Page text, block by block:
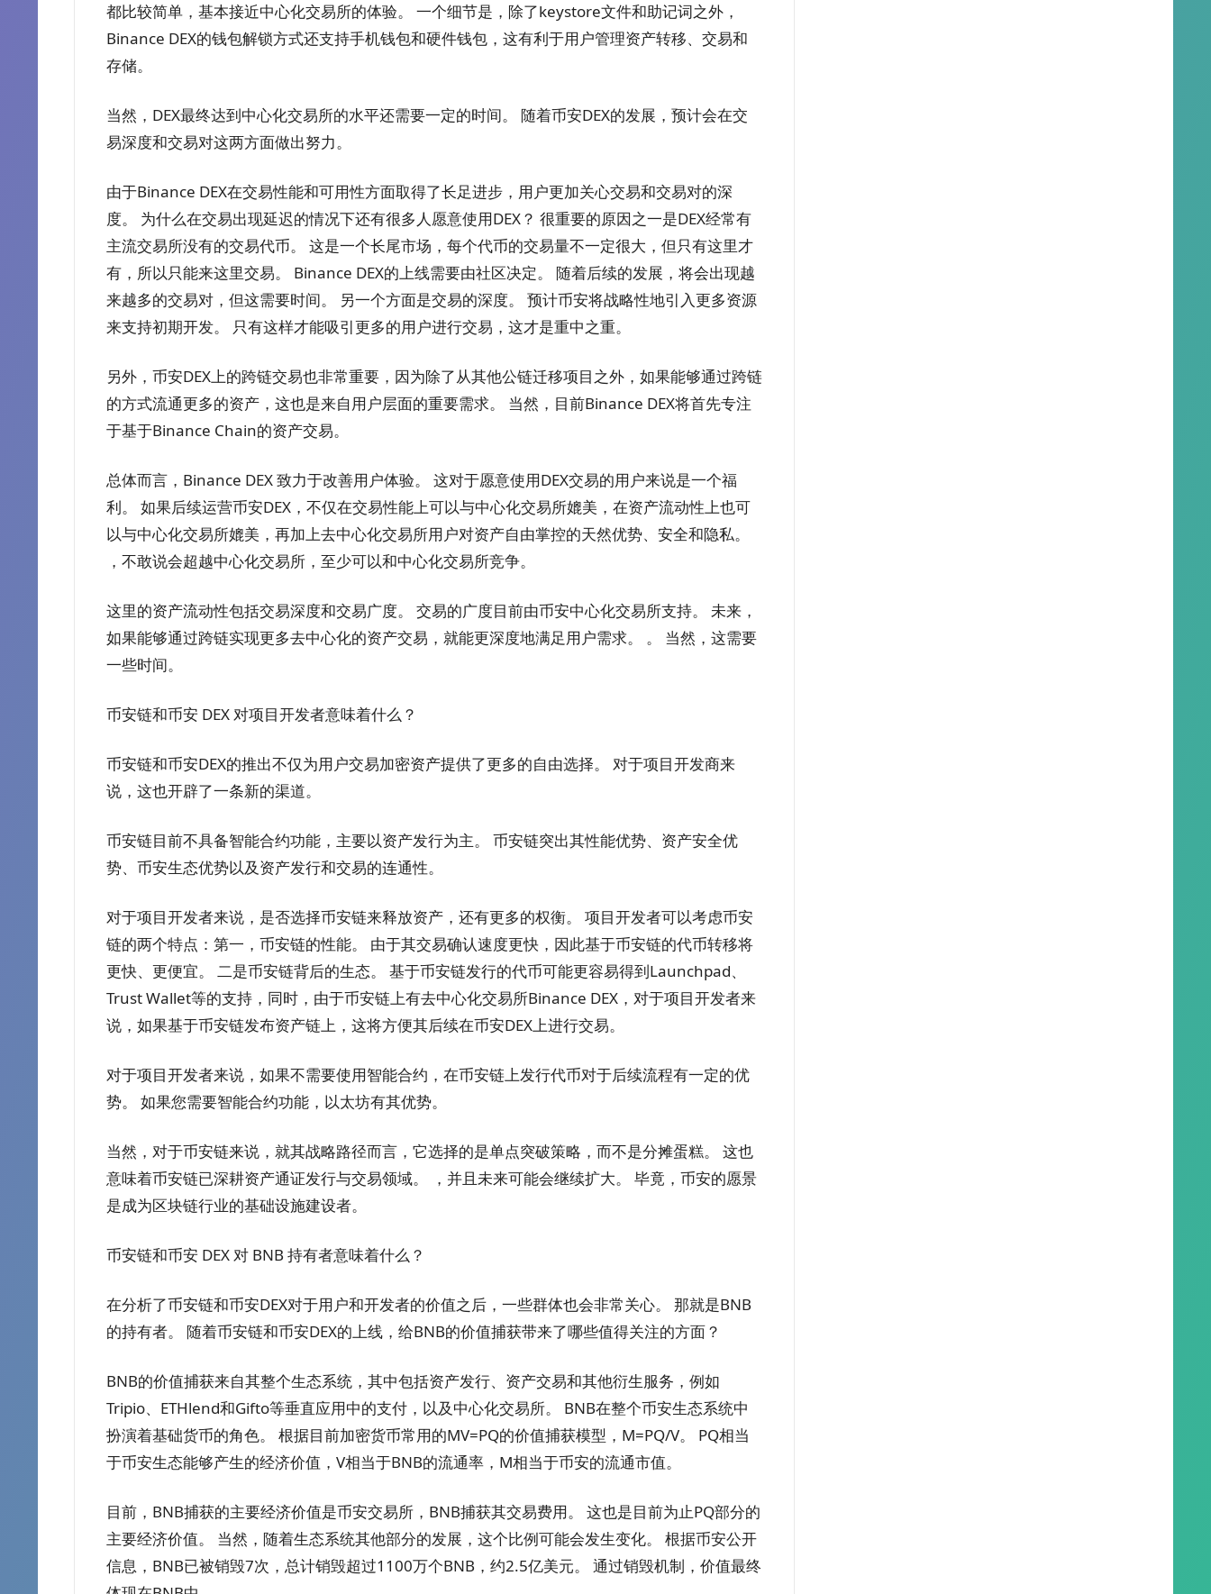
都比较简单，基本接近中心化交易所的体验。 一个细节是，除了keystore文件和助记词之外，
Binance DEX的钱包解锁方式还支持手机钱包和硬件钱包，这有利于用户管理资产转移、交易和
存储。
当然，DEX最终达到中心化交易所的水平还需要一定的时间。 随着币安DEX的发展，预计会在交
易深度和交易对这两方面做出努力。
由于Binance DEX在交易性能和可用性方面取得了长足进步，用户更加关心交易和交易对的深
度。 为什么在交易出现延迟的情况下还有很多人愿意使用DEX？ 很重要的原因之一是DEX经常有
主流交易所没有的交易代币。 这是一个长尾市场，每个代币的交易量不一定很大，但只有这里才
有，所以只能来这里交易。 Binance DEX的上线需要由社区决定。 随着后续的发展，将会出现越
来越多的交易对，但这需要时间。 另一个方面是交易的深度。 预计币安将战略性地引入更多资源
来支持初期开发。 只有这样才能吸引更多的用户进行交易，这才是重中之重。
另外，币安DEX上的跨链交易也非常重要，因为除了从其他公链迁移项目之外，如果能够通过跨链
的方式流通更多的资产，这也是来自用户层面的重要需求。 当然，目前Binance DEX将首先专注
于基于Binance Chain的资产交易。
总体而言，Binance DEX 致力于改善用户体验。 这对于愿意使用DEX交易的用户来说是一个福
利。 如果后续运营币安DEX，不仅在交易性能上可以与中心化交易所媲美，在资产流动性上也可
以与中心化交易所媲美，再加上去中心化交易所用户对资产自由掌控的天然优势、安全和隐私。
，不敢说会超越中心化交易所，至少可以和中心化交易所竞争。
这里的资产流动性包括交易深度和交易广度。 交易的广度目前由币安中心化交易所支持。 未来，
如果能够通过跨链实现更多去中心化的资产交易，就能更深度地满足用户需求。 。 当然，这需要
一些时间。
币安链和币安 DEX 对项目开发者意味着什么？
币安链和币安DEX的推出不仅为用户交易加密资产提供了更多的自由选择。 对于项目开发商来
说，这也开辟了一条新的渠道。
币安链目前不具备智能合约功能，主要以资产发行为主。 币安链突出其性能优势、资产安全优
势、币安生态优势以及资产发行和交易的连通性。
对于项目开发者来说，是否选择币安链来释放资产，还有更多的权衡。 项目开发者可以考虑币安
链的两个特点：第一，币安链的性能。 由于其交易确认速度更快，因此基于币安链的代币转移将
更快、更便宜。 二是币安链背后的生态。 基于币安链发行的代币可能更容易得到Launchpad、
Trust Wallet等的支持，同时，由于币安链上有去中心化交易所Binance DEX，对于项目开发者来
说，如果基于币安链发布资产链上，这将方便其后续在币安DEX上进行交易。
对于项目开发者来说，如果不需要使用智能合约，在币安链上发行代币对于后续流程有一定的优
势。 如果您需要智能合约功能，以太坊有其优势。
当然，对于币安链来说，就其战略路径而言，它选择的是单点突破策略，而不是分摊蛋糕。 这也
意味着币安链已深耕资产通证发行与交易领域。 ，并且未来可能会继续扩大。 毕竟，币安的愿景
是成为区块链行业的基础设施建设者。
币安链和币安 DEX 对 BNB 持有者意味着什么？
在分析了币安链和币安DEX对于用户和开发者的价值之后，一些群体也会非常关心。 那就是BNB
的持有者。 随着币安链和币安DEX的上线，给BNB的价值捕获带来了哪些值得关注的方面？
BNB的价值捕获来自其整个生态系统，其中包括资产发行、资产交易和其他衍生服务，例如
Tripio、ETHlend和Gifto等垂直应用中的支付，以及中心化​​交易所。 BNB在整个币安生态系统中
扮演着基础货币的角色。 根据目前加密货币常用的MV=PQ的价值捕获模型，M=PQ/V。 PQ相当
于币安生态能够产生的经济价值，V相当于BNB的流通率，M相当于币安的流通市值。
目前，BNB捕获的主要经济价值是币安交易所，BNB捕获其交易费用。 这也是目前为止PQ部分的
主要经济价值。 当然，随着生态系统其他部分的发展，这个比例可能会发生变化。 根据币安公开
信息，BNB已被销毁7次，总计销毁超过1100万个BNB，约2.5亿美元。 通过销毁机制，价值最终